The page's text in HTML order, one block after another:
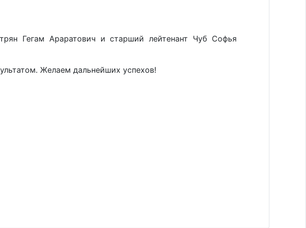
Гегам Араратович и старший лейтенант Чуб Софья
Желаем дальнейших успехов!